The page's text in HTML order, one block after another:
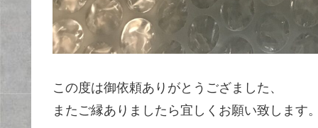
この度は御依頼ありがとうござました、
またご縁ありましたら宜しくお願い致します